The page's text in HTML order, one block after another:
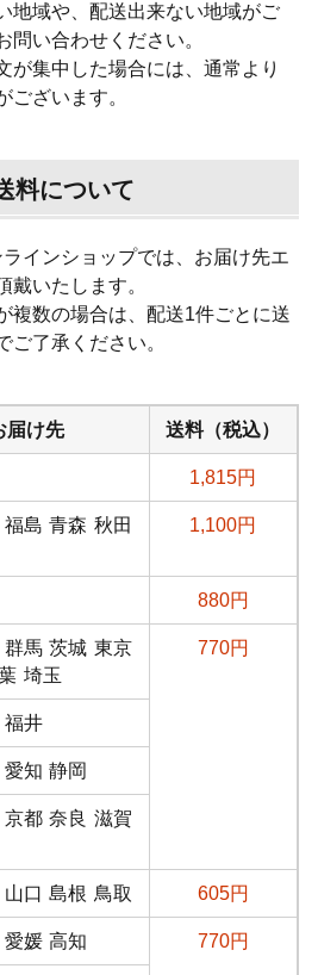
地域や、配送出来ない地域がご
問い合わせください。
が集中した場合には、通常より
ございます。
料について
インショップでは、お届け先エ
戴いたします。
複数の場合は、配送1件ごとに送
ご了承ください。
届け先 送料（税込）
1,815円
福島 青森 秋田
1,100円
880円
群馬 茨城 東京
埼玉
770円
福井
愛知 静岡
京都 奈良 滋賀
山口 島根 鳥取 605円
愛媛 高知 770円